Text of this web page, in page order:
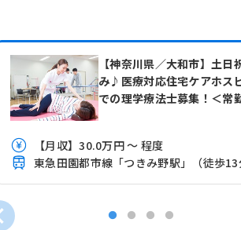
【神奈川県／大和市】土日
み♪医療対応住宅ケアホス
での理学療法士募集！＜常
【月収】30.0万円 ～ 程度
東急田園都市線「つきみ野駅」（徒歩13